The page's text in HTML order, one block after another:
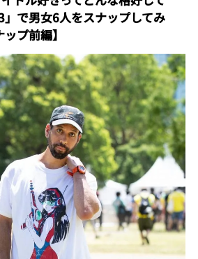
で男女6人をスナップしてみ
プ前編】